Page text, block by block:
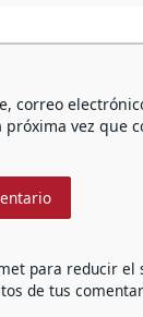
correo
vez que
para reducir el
de tus